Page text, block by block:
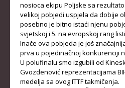
KALENDARI I
BILTENI
nosioca ekipu Poljske sa
velikoj pobjedi uspjela da dobije
posebno je bitno istaći njenu
svjetskoj i 5. na evropskoj rang
Inače ova pobjeda je još
prva u pojedinačnoj konkurenciji
U polufinalu smo izgubili od
Gvozdenovićreprezentacijama
medelja sa ovog ITTF takmičenja.